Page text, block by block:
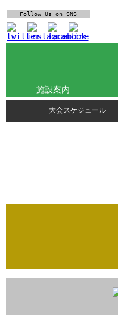
Follow Us on SNS
施設案内
大会スケジュール